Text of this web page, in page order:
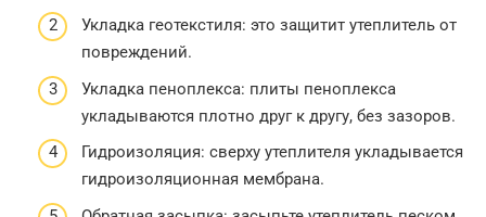
Укладка геотекстиля: это защитит утеплитель от
повреждений.
Укладка пеноплекса: плиты пеноплекса
укладываются плотно друг к другу, без зазоров.
Гидроизоляция: сверху утеплителя укладывается
гидроизоляционная мембрана.